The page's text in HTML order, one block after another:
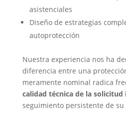
asistenciales
Diseño de estrategias
autoprotección
Nuestra experiencia nos ha
diferencia entre una
meramente nominal radica
calidad técnica de la solicitud
seguimiento persistente de